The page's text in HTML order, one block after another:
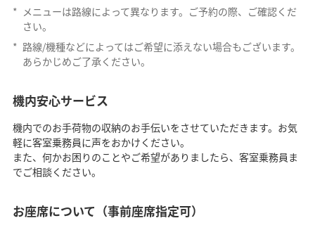
* メニューは路線によって異なります。ご予約の際、ご確認くだ
さい。
* 路線/機種などによってはご希望に添えない場合もございます。
あらかじめご了承ください。
機内安心サービス
機内でのお手荷物の収納のお手伝いをさせていただきます。お気
軽に客室乗務員に声をおかけください。
また、何かお困りのことやご希望がありましたら、客室乗務員ま
でご相談ください。
お座席について（事前座席指定可）